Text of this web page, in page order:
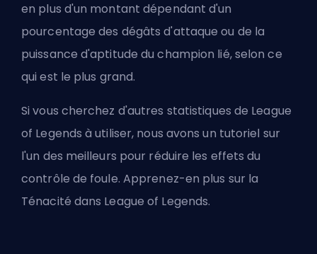
en plus d'un montant dépendant d'un
pourcentage des dégâts d'attaque ou de la
puissance d'aptitude du champion lié, selon ce
qui est le plus grand.
Si vous cherchez d'autres statistiques de League
of Legends à utiliser, nous avons un tutoriel sur
l'un des meilleurs pour réduire les effets du
contrôle de foule. Apprenez-en plus sur la
Ténacité dans League of Legends.